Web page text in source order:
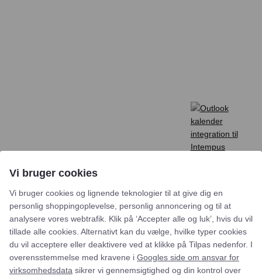
Lyst til at høre mere?
Navn*
Email*
Vi bruger cookies
Vi bruger cookies og lignende teknologier til at give dig en
personlig shoppingoplevelse, personlig annoncering og til at
analysere vores webtrafik. Klik på ‘Accepter alle og luk’, hvis du vil
tillade alle cookies. Alternativt kan du vælge, hvilke typer cookies
du vil acceptere eller deaktivere ved at klikke på Tilpas nedenfor. I
overensstemmelse med kravene i Googles side om ansvar for
virksomhedsdata sikrer vi gennemsigtighed og din kontrol over